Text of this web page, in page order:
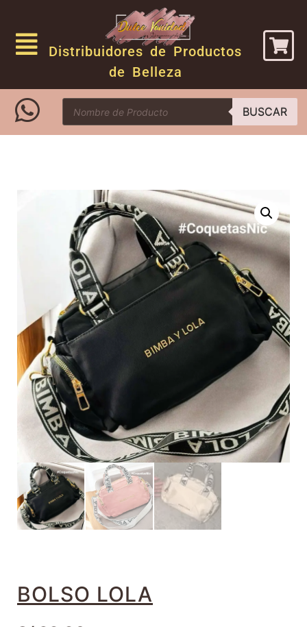
Distribuidores de Productos
de Belleza
BUSCAR
BOLSO LOLA